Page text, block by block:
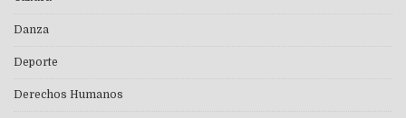
Danza
Deporte
Derechos Humanos